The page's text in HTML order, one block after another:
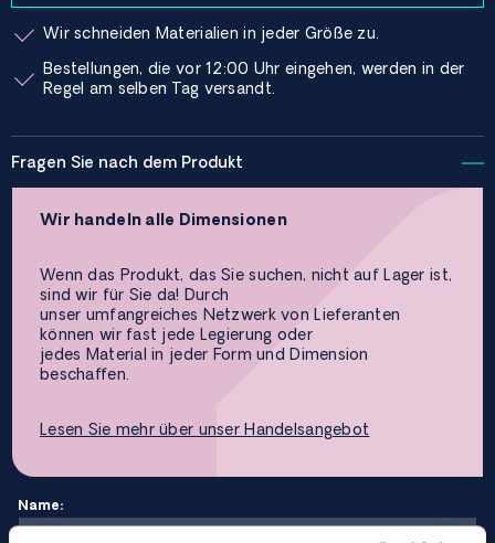
Wir schneiden Materialien in jeder Größe zu.
Bestellungen, die vor 12:00 Uhr eingehen, werden in der
Regel am selben Tag versandt.
Fragen Sie nach dem Produkt
Wir handeln alle Dimensionen
Wenn das Produkt, das Sie suchen, nicht auf Lager ist,
sind wir für Sie da! Durch
unser umfangreiches Netzwerk von Lieferanten
können wir fast jede Legierung oder
jedes Material in jeder Form und Dimension
beschaffen.
Lesen Sie mehr über unser Handelsangebot
Name: